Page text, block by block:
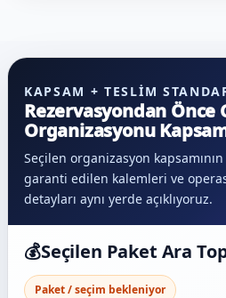
KAPSAM + TESLIM
Rezervasyondan
Organizasyonu
Seçilen organizasyon
garanti edilen kalemleri ve
detayları aynı yerde açıklıyoruz.
💰Seçilen Paket Ara
Paket / seçim bekleniyor